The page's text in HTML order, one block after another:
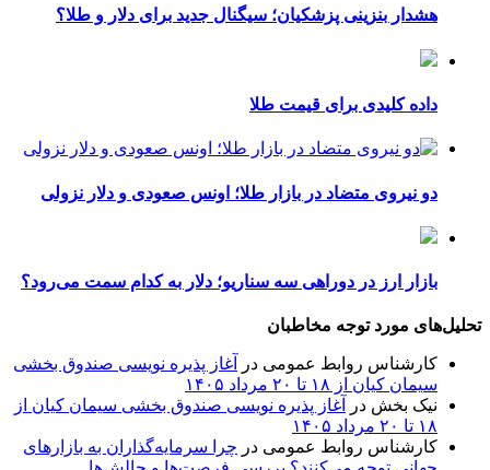
هشدار بنزینی پزشکیان؛ سیگنال جدید برای دلار و طلا؟
داده کلیدی برای قیمت طلا
دو نیروی متضاد در بازار طلا؛ اونس صعودی و دلار نزولی
بازار ارز در دوراهی سه سناریو؛ دلار به کدام سمت می‌رود؟
تحلیل‌های مورد توجه مخاطبان
کارشناس روابط عمومی در
آغاز پذیره نویسی صندوق بخشی
سیمان کیان از ۱۸ تا ۲۰ مرداد ۱۴۰۵
نیک بخش در
آغاز پذیره نویسی صندوق بخشی سیمان کیان از
۱۸ تا ۲۰ مرداد ۱۴۰۵
کارشناس روابط عمومی در چرا سرمایه‌گذاران به بازارهای